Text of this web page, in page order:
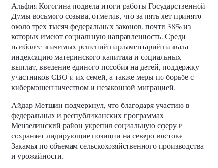
Альфия Когогина подвела итоги работы Государственной
Думы восьмого созыва, отметив, что за пять лет принято
около трех тысяч федеральных законов, почти 38% из
которых имеют социальную направленность. Среди
наиболее значимых решений парламентарий назвала
индексацию материнского капитала и социальных
выплат, введение единого пособия на детей, поддержку
участников СВО и их семей, а также меры по борьбе с
кибермошенничеством и незаконной миграцией.
Айдар Метшин подчеркнул, что благодаря участию в
федеральных и республиканских программах
Мензелинский район укрепил социальную сферу и
сохраняет лидирующие позиции на северо-востоке
Закамья по объемам сельскохозяйственного производства
и урожайности.